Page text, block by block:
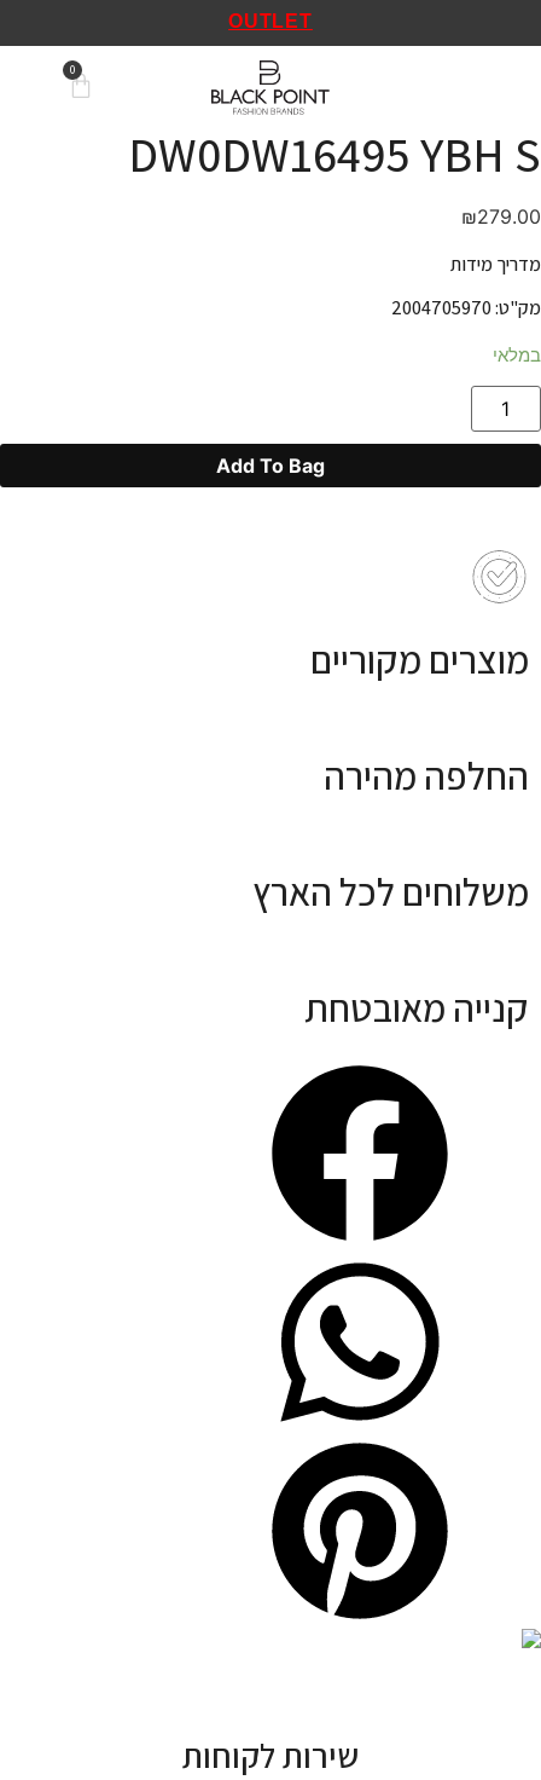
OUTLET
DW0DW16495 YBH S
₪279.00
מדריך מידות
מק"ט: 2004705970
במלאי
Add To Bag
מוצרים מקוריים
החלפה מהירה
משלוחים לכל הארץ
קנייה מאובטחת
שירות לקוחות